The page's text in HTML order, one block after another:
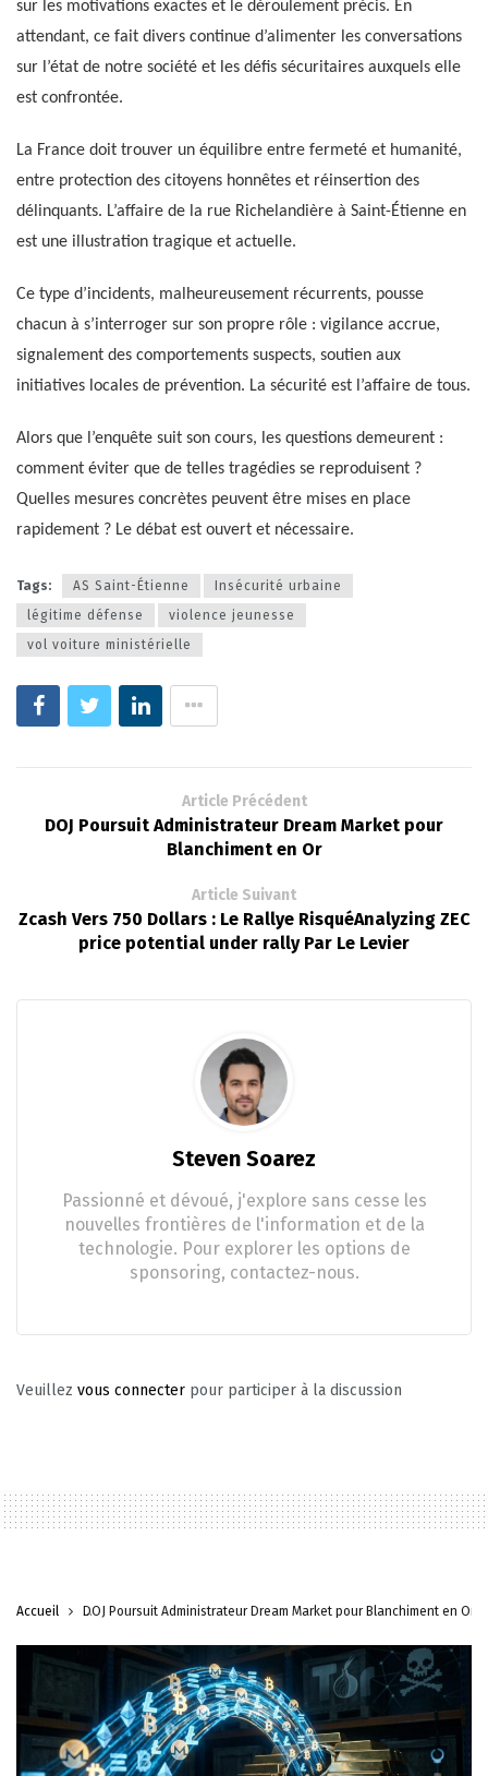
sur les motivations exactes et le déroulement précis. En
attendant, ce fait divers continue d’alimenter les conversations
sur l’état de notre société et les défis sécuritaires auxquels elle
est confrontée.
La France doit trouver un équilibre entre fermeté et humanité,
entre protection des citoyens honnêtes et réinsertion des
délinquants. L’affaire de la rue Richelandière à Saint-Étienne en
est une illustration tragique et actuelle.
Ce type d’incidents, malheureusement récurrents, pousse
chacun à s’interroger sur son propre rôle : vigilance accrue,
signalement des comportements suspects, soutien aux
initiatives locales de prévention. La sécurité est l’affaire de tous.
Alors que l’enquête suit son cours, les questions demeurent :
comment éviter que de telles tragédies se reproduisent ?
Quelles mesures concrètes peuvent être mises en place
rapidement ? Le débat est ouvert et nécessaire.
Tags: AS Saint-Étienne
Insécurité urbaine
légitime défense
violence jeunesse
vol voiture ministérielle
Article Précédent
DOJ Poursuit Administrateur Dream Market pour
Blanchiment en Or
Article Suivant
Zcash Vers 750 Dollars : Le Rallye RisquéAnalyzing ZEC
price potential under rally Par Le Levier
Steven Soarez
Passionné et dévoué, j'explore sans cesse les
nouvelles frontières de l'information et de la
technologie. Pour explorer les options de
sponsoring, contactez-nous.
Veuillez vous connecter pour participer à la discussion
Accueil DOJ Poursuit Administrateur Dream Market pour Blanchiment en Or